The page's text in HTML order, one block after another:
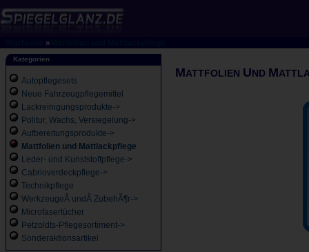
»
Kategorien
Autopflegesets
Neue Fahrzeugpflegemittel
Lackreinigungsprodukte->
Politur, Wachs, Versiegelung->
Aufbereitungsprodukte->
Mattfolien und Mattlackpflege
Leder- und Kunststoffpflege->
Cabrioverdeckpflege->
Technikpflege
WerkzeugeÂ undÂ ZubehÃ¶r->
Microfasertücher
Petzoldts-Pflegesortiment->
Sonderaktionsartikel
MATTFOLIEN UND M